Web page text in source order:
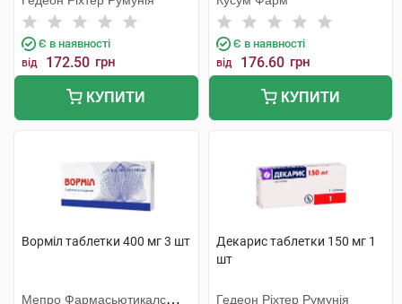
Є в наявності
від 172.50 грн
КУПИТИ
Є в наявності
від 176.60 грн
КУПИТИ
Ворміл таблетки 400 мг 3 шт
Мепро Фармасьютикалс
Декарис таблетки 150 мг 1
шт
Гедеон Ріхтер Румунія